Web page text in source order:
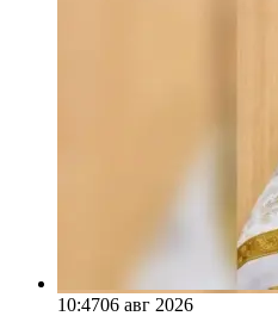
10:4706 авг 2026